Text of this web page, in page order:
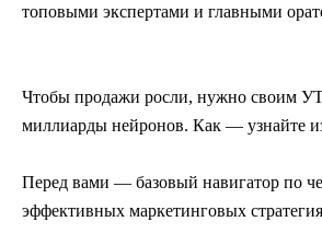
топовыми экспертами и главными
Чтобы продажи росли, нужно своим
миллиарды нейронов. Как — узнайте
Перед вами — базовый навигатор по
эффективных маркетинговых